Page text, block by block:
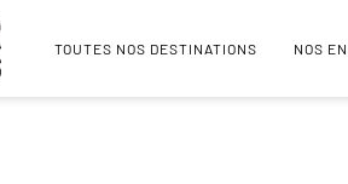
TOUTES NOS DESTINATIONS NOS